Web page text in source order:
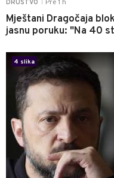
DRUŠTVO Pre 1 h
Mještani Dragočaja
jasnu poruku: "Na 40
4 slika